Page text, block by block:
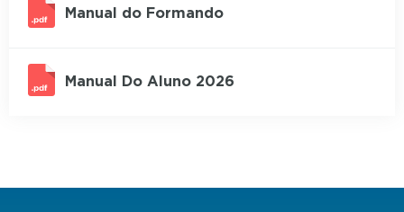
Manual do Formando
Manual Do Aluno 2026